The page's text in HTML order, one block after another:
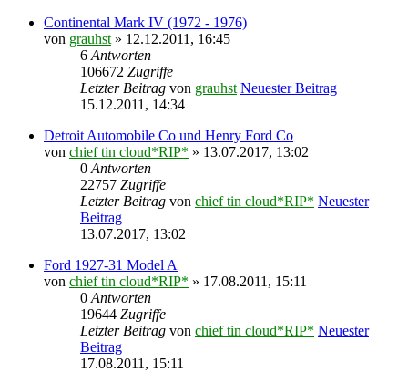
Continental Mark IV (1972 - 1976)
von grauhst » 12.12.2011, 16:45
6 Antworten
106672 Zugriffe
Letzter Beitrag von grauhst Neuester Beitrag
15.12.2011, 14:34
Detroit Automobile Co und Henry Ford Co
von chief tin cloud*RIP* » 13.07.2017, 13:02
0 Antworten
22757 Zugriffe
Letzter Beitrag von chief tin cloud*RIP* Neuester
Beitrag
13.07.2017, 13:02
Ford 1927-31 Model A
von chief tin cloud*RIP* » 17.08.2011, 15:11
0 Antworten
19644 Zugriffe
Letzter Beitrag von chief tin cloud*RIP* Neuester
Beitrag
17.08.2011, 15:11